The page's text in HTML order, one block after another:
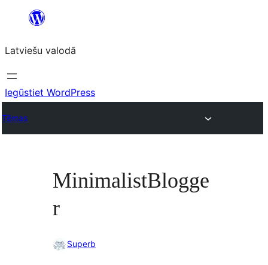
Pāriet
saturu
Latviešu valodā
Iegūstiet WordPress
Tēmas
MinimalistBlogge
r
Superb